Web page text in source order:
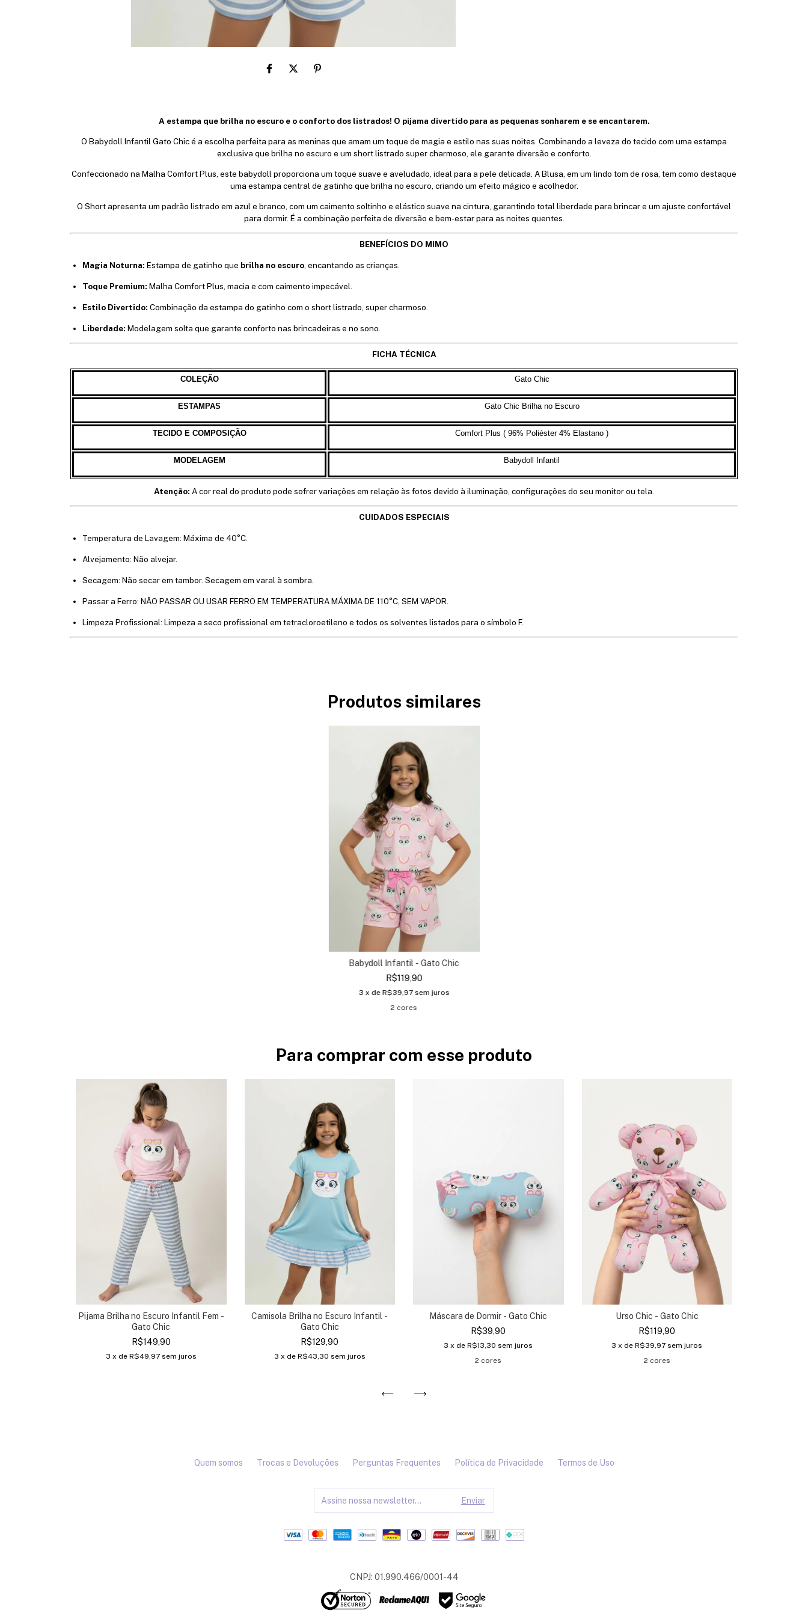
A estampa que brilha no escuro e o conforto dos listrados! O pijama divertido para as pequenas sonharem e se encantarem.
O Babydoll Infantil Gato Chic é a escolha perfeita para as meninas que amam um toque de magia e estilo nas suas noites. Combinando a leveza do tecido com uma estampa
exclusiva que brilha no escuro e um short listrado super charmoso, ele garante diversão e conforto.
Confeccionado na Malha Comfort Plus, este babydoll proporciona um toque suave e aveludado, ideal para a pele delicada. A Blusa, em um lindo tom de rosa, tem como destaque
uma estampa central de gatinho que brilha no escuro, criando um efeito mágico e acolhedor.
O Short apresenta um padrão listrado em azul e branco, com um caimento soltinho e elástico suave na cintura, garantindo total liberdade para brincar e um ajuste confortável
para dormir. É a combinação perfeita de diversão e bem-estar para as noites quentes.
BENEFÍCIOS DO MIMO
Magia Noturna: Estampa de gatinho que brilha no escuro , encantando as crianças.
Toque Premium: Malha Comfort Plus, macia e com caimento impecável.
Estilo Divertido: Combinação da estampa do gatinho com o short listrado, super charmoso.
Liberdade: Modelagem solta que garante conforto nas brincadeiras e no sono.
FICHA TÉCNICA
COLEÇÃO Gato Chic
ESTAMPAS Gato Chic Brilha no Escuro
TECIDO E COMPOSIÇÃO Comfort Plus ( 96% Poliéster 4% Elastano )
MODELAGEM Babydoll Infantil
Atenção: A cor real do produto pode sofrer variações em relação às fotos devido à iluminação, configurações do seu monitor ou tela.
CUIDADOS ESPECIAIS
Temperatura de Lavagem: Máxima de 40°C.
Alvejamento: Não alvejar.
Secagem: Não secar em tambor. Secagem em varal à sombra.
Passar a Ferro: NÃO PASSAR OU USAR FERRO EM TEMPERATURA MÁXIMA DE 110°C, SEM VAPOR.
Limpeza Profissional: Limpeza a seco profissional em tetracloroetileno e todos os solventes listados para o símbolo F.
Produtos similares
Babydoll Infantil - Gato Chic
R$119,90
3 x de R$39,97 sem juros
2 cores
Para comprar com esse produto
Pijama Brilha no Escuro Infantil Fem -
Gato Chic
R$149,90
3 x de R$49,97 sem juros
Camisola Brilha no Escuro Infantil -
Gato Chic
R$129,90
3 x de R$43,30 sem juros
Máscara de Dormir - Gato Chic
R$39,90
3 x deR$13,30 sem juros
2 cores
Urso Chic - Gato Chic
R$119,90
3 x deR$39,97 sem juros
2 cores
Quem somos Trocas e Devoluções Perguntas Frequentes Política de Privacidade Termos de Uso
CNPJ: 01.990.466/0001-44